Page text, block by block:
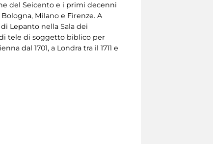
del Seicento e i primi decenni
Milano e Firenze. A
Lepanto nella Sala dei
tele di soggetto biblico per
dal 1701, a Londra tra il 1711 e